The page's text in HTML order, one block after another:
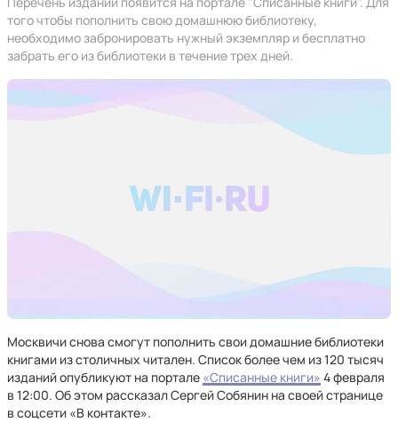
того чтобы пополнить свою домашнюю библиотеку,
необходимо забронировать нужный экземпляр и бесплатно
забрать его из библиотеки в течение трех дней.
Москвичи снова смогут пополнить свои домашние библиотеки
книгами из столичных читален. Список более чем из 120 тысяч
изданий опубликуют на портале «Списанные книги» 4 февраля
в 12:00. Об этом рассказал Сергей Собянин на своей странице
в соцсети «В контакте».